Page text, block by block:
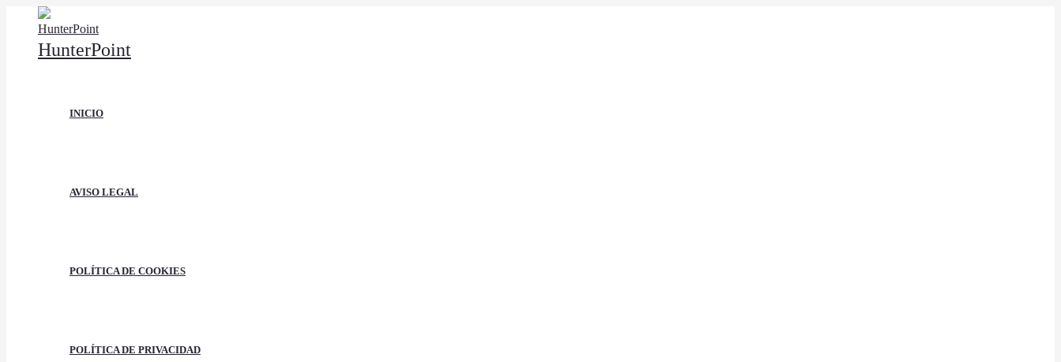
contenidoHunterPoint
INICIO
AVISO LEGAL
POLÍTICA DE COOKIES
POLÍTICA DE PRIVACIDAD